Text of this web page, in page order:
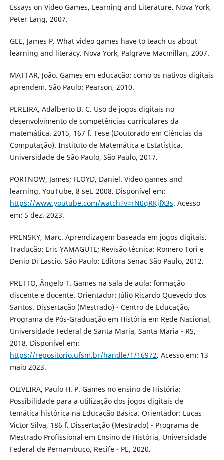
Essays on Video Games, Learning and Literature. Nova York,
Peter Lang, 2007.
GEE, James P. What video games have to teach us about
learning and literacy. Nova York, Palgrave Macmillan, 2007.
MATTAR, João. Games em educação: como os nativos digitais
aprendem. São Paulo: Pearson, 2010.
PEREIRA, Adalberto B. C. Uso de jogos digitais no
desenvolvimento de competências curriculares da
matemática. 2015, 167 f. Tese (Doutorado em Ciências da
Computação). Instituto de Matemática e Estatística.
Universidade de São Paulo, São Paulo, 2017.
PORTNOW, James; FLOYD, Daniel. Video games and
learning. YouTube, 8 set. 2008. Disponível em:
https://www.youtube.com/watch?v=rN0qRKjfX3s. Acesso
em: 5 dez. 2023.
PRENSKY, Marc. Aprendizagem baseada em jogos digitais.
Tradução: Eric YAMAGUTE; Revisão técnica: Romero Tori e
Denio Di Lascio. São Paulo: Editora Senac São Paulo, 2012.
PRETTO, Ângelo T. Games na sala de aula: formação
discente e docente. Orientador: Júlio Ricardo Quevedo dos
Santos. Dissertação (Mestrado) - Centro de Educação,
Programa de Pós-Graduação em História em Rede Nacional,
Universidade Federal de Santa Maria, Santa Maria - RS,
2018. Disponível em:
https://repositorio.ufsm.br/handle/1/16972. Acesso em: 13
maio 2023.
OLIVEIRA, Paulo H. P. Games no ensino de História:
Possibilidade para a utilização dos jogos digitais de
temática histórica na Educação Básica. Orientador: Lucas
Victor Silva, 186 f. Dissertação (Mestrado) - Programa de
Mestrado Profissional em Ensino de História, Universidade
Federal de Pernambuco, Recife - PE, 2020.